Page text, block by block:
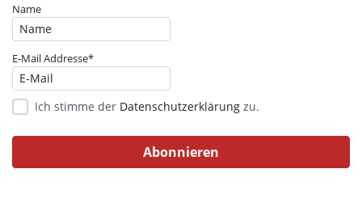
Name
E-Mail Addresse*
Ich stimme der Datenschutzerklärung zu.